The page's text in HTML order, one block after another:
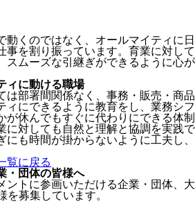
動くのではなく、オールマイティに日
事を割り振っています。育業に対して
スムーズな引継ぎができるように心が
ィに動ける職場
は部署間関係なく、事務・販売・商品
ィにできるように教育をし、業務シフ
が休んでもすぐに代わりにできる体制
に対しても自然と理解と協調を実践で
にも時間が掛からないように工夫し、
覧に戻る
・団体の皆様へ
ントに参画いただける企業・団体、大
を募集しています。